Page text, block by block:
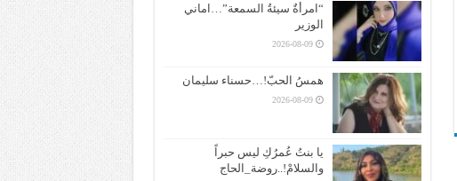
“امرأةٌ سيئةُ السمعة”…اماني
الوزير
2026-08-09
همسُ الحبّ!…حسناء سليمان
2026-08-09
يا بنتُ عُمرُكِ ليس حبراً
والسلامْ!..روضة_الحاج